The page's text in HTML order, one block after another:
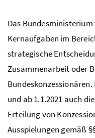
Das
Kernaufgaben im
strategische
Zusammenarbeit oder
und ab 1.1.2021 auch
Erteilung von
Ausspielungen gemäß